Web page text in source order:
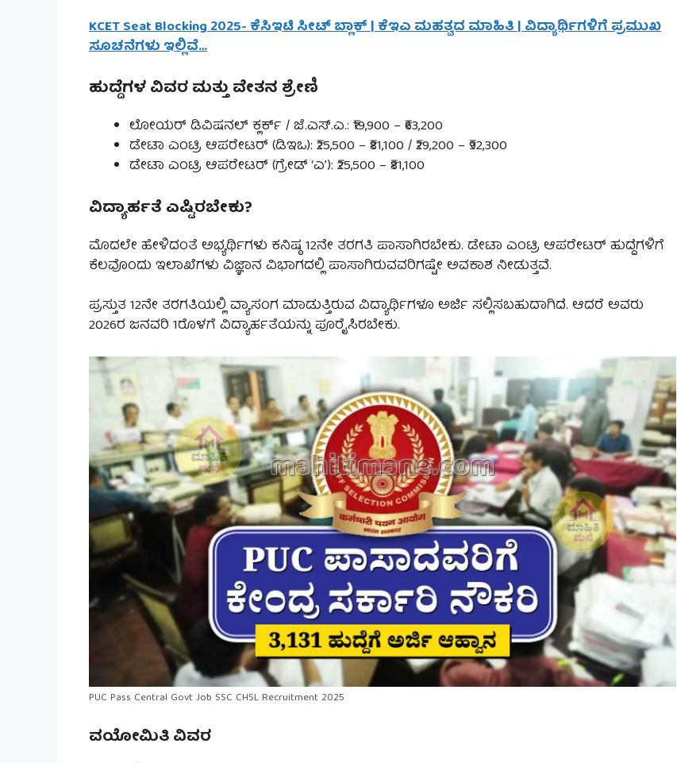
KCET Seat Blocking 2025- ಕೆಸಿಇಟಿ ಸೀಟ್ ಬ್ಲಾಕ್ | ಕೆಇಎ ಮಹತ್ವದ ಮಾಹಿತಿ | ವಿದ್ಯಾರ್ಥಿಗಳಿಗೆ ಪ್ರಮುಖ
ಸೂಚನೆಗಳು ಇಲ್ಲಿವೆ…
ಹುದ್ದೆಗಳ ವಿವರ ಮತ್ತು ವೇತನ ಶ್ರೇಣಿ
ಲೋಯರ್ ಡಿವಿಷನಲ್ ಕ್ಲರ್ಕ್ / ಜೆ.ಎಸ್.ಎ.: ₹19,900 – ₹63,200
ಡೇಟಾ ಎಂಟ್ರಿ ಆಪರೇಟರ್ (ಡಿಇಒ): ₹25,500 – ₹81,100 / ₹29,200 – ₹92,300
ಡೇಟಾ ಎಂಟ್ರಿ ಆಪರೇಟರ್ (ಗ್ರೇಡ್ ‘ಎ’): ₹25,500 – ₹81,100
ವಿದ್ಯಾರ್ಹತೆ ಎಷ್ಟಿರಬೇಕು?
ಮೊದಲೇ ಹೇಳಿದಂತೆ ಅಭ್ಯರ್ಥಿಗಳು ಕನಿಷ್ಠ 12ನೇ ತರಗತಿ ಪಾಸಾಗಿರಬೇಕು. ಡೇಟಾ ಎಂಟ್ರಿ ಆಪರೇಟರ್ ಹುದ್ದೆಗಳಿಗೆ
ಕೆಲವೊಂದು ಇಲಾಖೆಗಳು ವಿಜ್ಞಾನ ವಿಭಾಗದಲ್ಲಿ ಪಾಸಾಗಿರುವವರಿಗಷ್ಟೇ ಅವಕಾಶ ನೀಡುತ್ತವೆ.
ಪ್ರಸ್ತುತ 12ನೇ ತರಗತಿಯಲ್ಲಿ ವ್ಯಾಸಂಗ ಮಾಡುತ್ತಿರುವ ವಿದ್ಯಾರ್ಥಿಗಳೂ ಅರ್ಜಿ ಸಲ್ಲಿಸಬಹುದಾಗಿದೆ. ಆದರೆ ಅವರು
2026ರ ಜನವರಿ 1ರೊಳಗೆ ವಿದ್ಯಾರ್ಹತೆಯನ್ನು ಪೂರೈಸಿರಬೇಕು.
PUC Pass Central Govt Job SSC CHSL Recruitment 2025
ವಯೋಮಿತಿ ವಿವರ